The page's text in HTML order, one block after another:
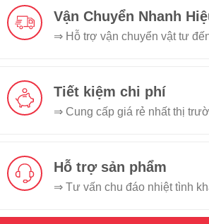
Vận Chuyển Nhanh
⇒ Hỗ trợ vận chuyển vật tư
Tiết kiệm chi phí
⇒ Cung cấp giá rẻ nhất thị
Hỗ trợ sản phẩm
⇒ Tư vấn chu đáo nhiệt tình